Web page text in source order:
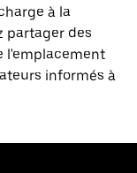
à la
partager des
l'emplacement
informés à